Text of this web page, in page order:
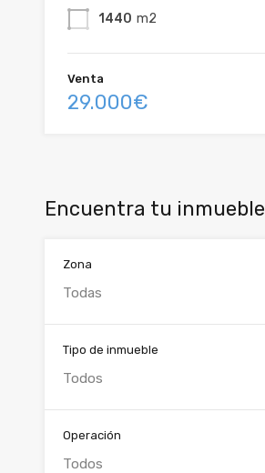
1440 m2
Venta
29.000€
Encuentra tu inmueble
Zona
Todas
Tipo de inmueble
Todos
Operación
Todos